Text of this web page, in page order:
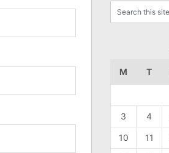
M T
3 4
10 11